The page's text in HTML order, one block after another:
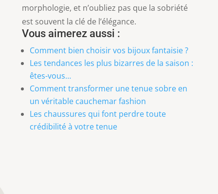
morphologie, et n’oubliez pas que la sobriété
est souvent la clé de l’élégance.
Vous aimerez aussi :
Comment bien choisir vos bijoux fantaisie ?
Les tendances les plus bizarres de la saison :
êtes-vous…
Comment transformer une tenue sobre en
un véritable cauchemar fashion
Les chaussures qui font perdre toute
crédibilité à votre tenue